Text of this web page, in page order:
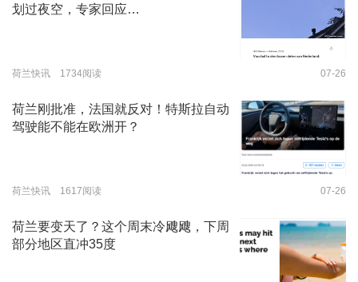
划过夜空，专家回应…
荷兰快讯 1734阅读 07-26
荷兰刚批准，法国就反对！特斯拉自动
驾驶能不能在欧洲开？
荷兰快讯 1617阅读 07-26
荷兰要变天了？这个周末冷飕飕，下周
部分地区直冲35度